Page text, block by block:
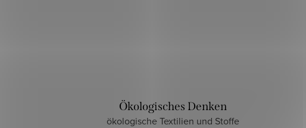
Ökologisches Denken
ökologische Textilien und Stoffe